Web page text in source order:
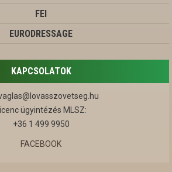
FEI
EURODRESSAGE
KAPCSOLATOK
Licenc ügyintézés MLSZ:
+36 1 499 9950
FACEBOOK